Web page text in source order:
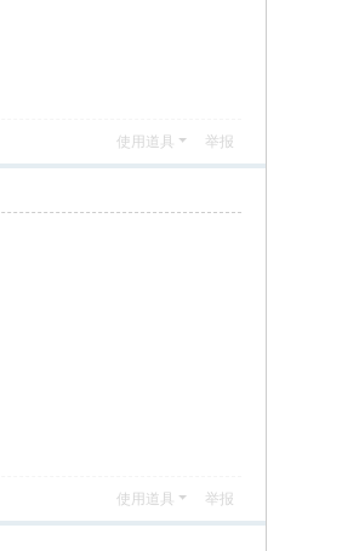
使用道具 举报
使用道具 举报